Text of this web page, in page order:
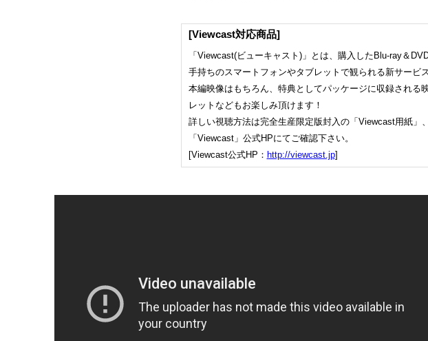
[Viewcast対応商品]
「Viewcast(ビューキャスト)」とは、購入したBlu-ray＆
手持ちのスマートフォンやタブレットで観られる新サービ
本編映像はもちろん、特典としてパッケージに収録される
レットなどもお楽しみ頂けます！
詳しい視聴方法は完全生産限定版封入の「Viewcast用紙」
「Viewcast」公式HPにてご確認下さい。
[Viewcast公式HP： http://viewcast.jp]